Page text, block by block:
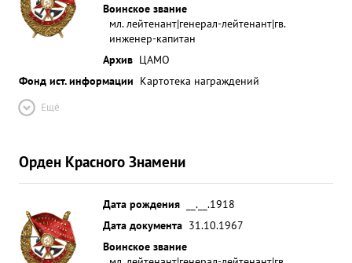
Воинское звание
мл. лейтенант|генерал-лейтенант|гв.
инженер-капитан
Архив ЦАМО
Фонд ист. информации Картотека награждений
Ещё
Орден Красного Знамени
Дата рождения
__.__.1918
Дата документа 31.10.1967
Воинское звание